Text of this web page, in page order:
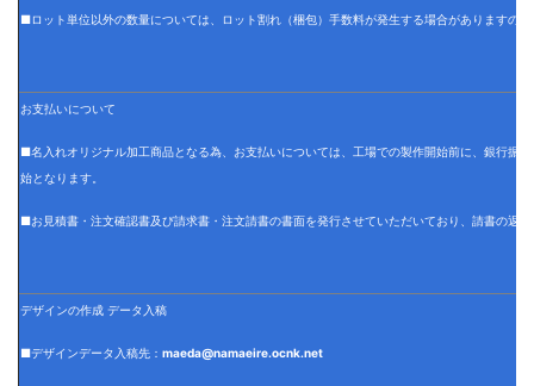
■ロット単位以外の数量については、ロット割れ（梱包）手数料が発生する場合がありますの
お支払いについて
■名入れオリジナル加工商品となる為、お支払いについては、工場での製作開始前に、銀行振
始となります。
■お見積書・注文確認書及び請求書・注文請書の書面を発行させていただいており、請書の返
デザインの作成 データ入稿
■デザインデータ入稿先： maeda@namaeire.ocnk.net